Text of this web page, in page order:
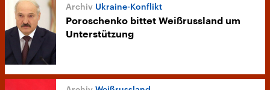
Ukraine-Konflikt
Poroschenko bittet Weißrussland um
Unterstützung